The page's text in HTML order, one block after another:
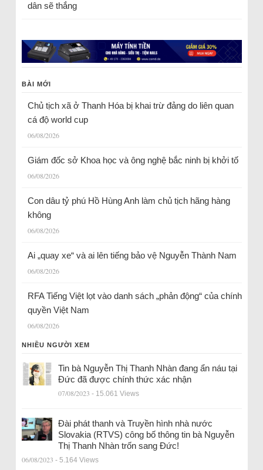
dân sẽ thắng
BÀI MỚI
Chủ tịch xã ở Thanh Hóa bị khai trừ đảng do liên quan
cá độ world cup
06/08/2026
Giám đốc sở Khoa học và ông nghệ bắc ninh bị khởi tố
06/08/2026
Con dâu tỷ phú Hồ Hùng Anh làm chủ tịch hãng hàng
không
06/08/2026
Ai „quay xe“ và ai lên tiếng bảo vệ Nguyễn Thành Nam
06/08/2026
RFA Tiếng Việt lọt vào danh sách „phản động“ của chính
quyền Việt Nam
06/08/2026
NHIỀU NGƯỜI XEM
Tin bà Nguyễn Thị Thanh Nhàn đang ẩn náu tại
Đức đã được chính thức xác nhận
07/08/2023 - 15.061 Views
Đài phát thanh và Truyền hình nhà nước
Slovakia (RTVS) công bố thông tin bà Nguyễn
Thị Thanh Nhàn trốn sang Đức!
06/08/2023 - 5.164 Views